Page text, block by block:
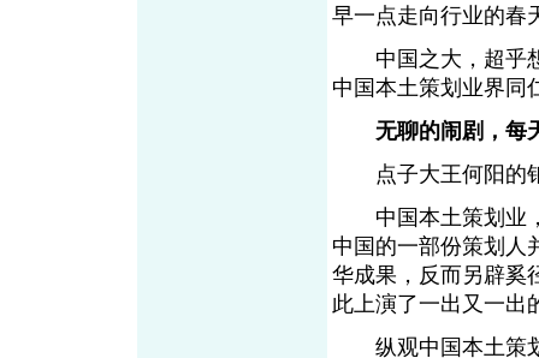
早一点走向行业的春
中国之大，超乎想
中国本土策划业界同
无聊的闹剧，每
点子大王何阳的锒
中国本土策划业，
中国的一部份策划人
华成果，反而另辟奚
此上演了一出又一出
纵观中国本土策划